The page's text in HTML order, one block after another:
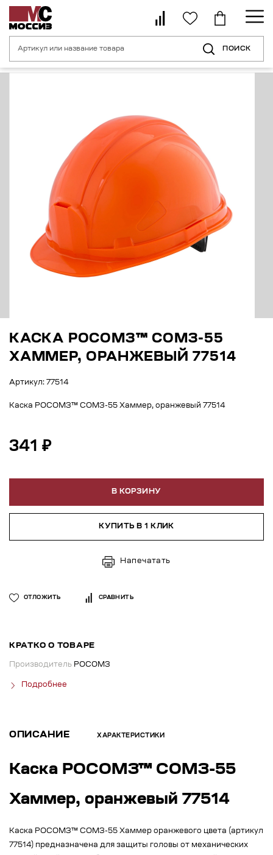
ПОИСК
Главная страница Средства индивидуальной защиты
КАСКА РОСОМЗ™ СОМЗ-55
ХАММЕР, ОРАНЖЕВЫЙ 77514
Артикул: 77514
Каска РОСОМЗ™ СОМЗ-55 Хаммер, оранжевый 77514
341 ₽
В КОРЗИНУ
КУПИТЬ В 1 КЛИК
Напечатать
ОТЛОЖИТЬ СРАВНИТЬ
КРАТКО О ТОВАРЕ
Производитель РОСОМЗ
Подробнее
ОПИСАНИЕ ХАРАКТЕРИСТИКИ
Каска РОСОМЗ™ СОМЗ-55
Хаммер, оранжевый 77514
Каска РОСОМЗ™ СОМЗ-55 Хаммер оранжевого цвета (артикул
77514) предназначена для защиты головы от механических